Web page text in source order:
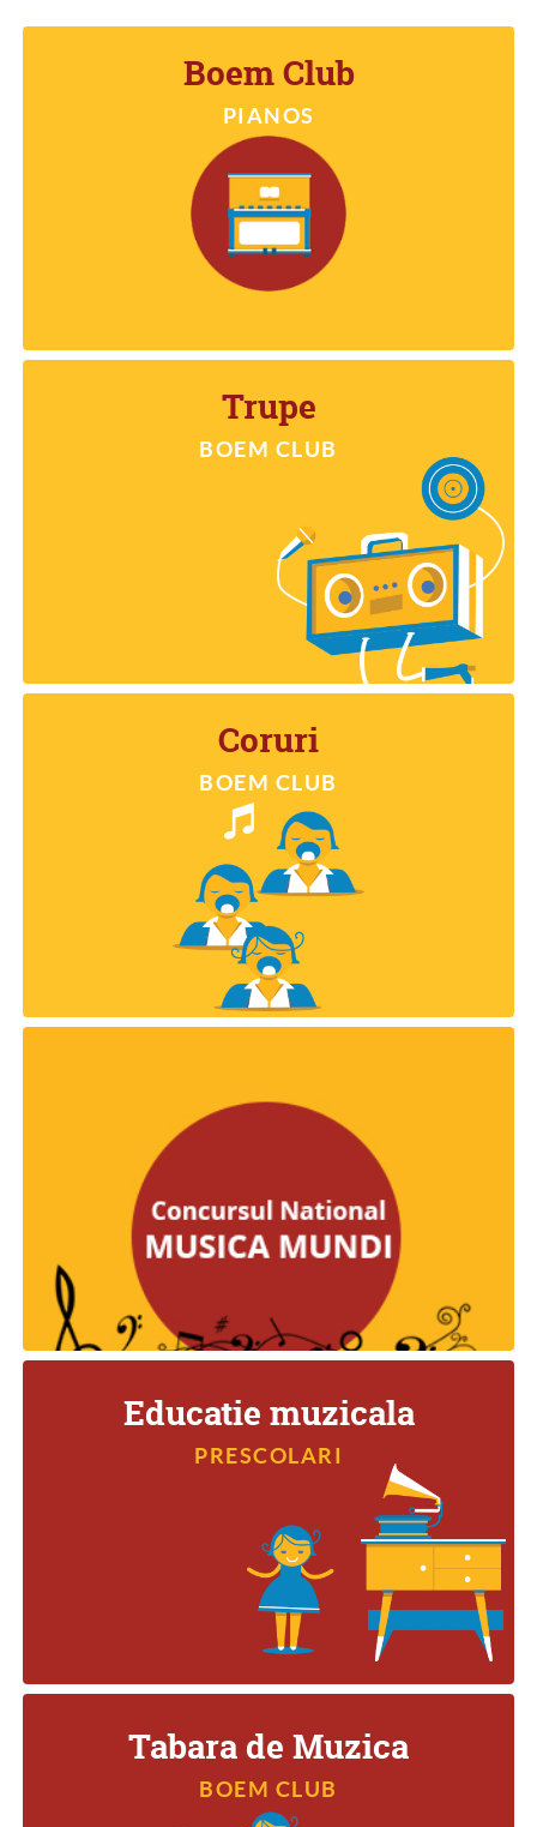
Boem Club
PIANOS
BOEM CLUB PIANOS
Trupe
BOEM CLUB
Coruri
BOEM CLUB
CORURI
“Musica Mundi”
BOEM CLUB
Educatie muzicala
PRESCOLARI
EDUCATIE MUZICALA PENTRU
Tabara de Muzica
BOEM CLUB
TABARA DE MUZICA